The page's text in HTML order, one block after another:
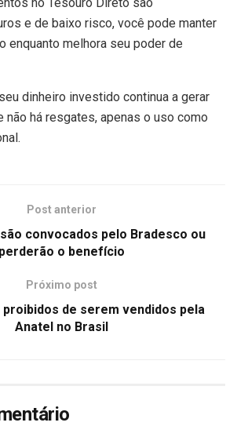
e de baixo risco, você pode manter
enquanto melhora seu poder de
dinheiro investido continua a gerar
não há resgates, apenas o uso como
Post anterior
convocados pelo Bradesco ou
perderão o benefício
Próximo post
de serem vendidos pela
Anatel no Brasil